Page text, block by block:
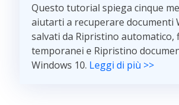
Questo tutorial spiega cinque
aiutarti a recuperare documenti
salvati da Ripristino automatico,
temporanei e Ripristino
Windows 10. Leggi di più >>